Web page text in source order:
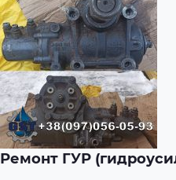
Ремонт ГУР